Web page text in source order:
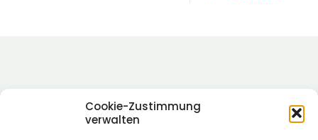
Cookie-Zustimmung
verwalten